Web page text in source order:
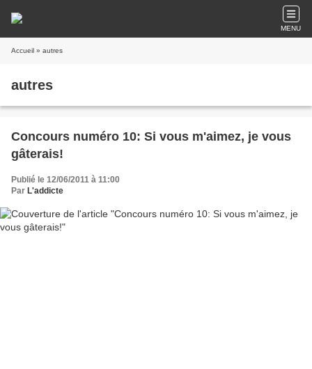
MENU
Accueil » autres
autres
Concours numéro 10: Si vous m'aimez, je vous
gâterais!
Publié le 12/06/2011 à 11:00
Par L'addicte